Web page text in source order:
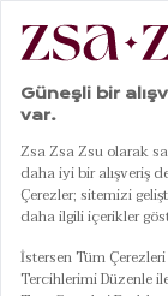
Sofra & Mutfak| Tabaklar|
Luohu
Beyaz